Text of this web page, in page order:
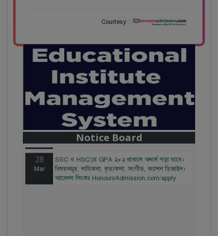
Courtesy :
Notice Board
বাজেটের মধ্যে প্রাইভেট ইউনিভার্সিটিতে অনার্স পড়ার
সুযোগ। ২০টির অধিক বিষয়, ৪ বছরে মোট খরচ ২ লক্ষ
থেকে ৫ লক্ষ টাকা। আবেদন লিংকঃ
HonoursAdmission.com/apply
28
Mar
SSC ও HSC'তে GPA ২+২ থাকলে অনার্স পড়া যাবে।
বিষয়সমূহ: নাট্যকলা, নৃত্যকলা, সংগীত, ফ্যাশন ডিজাইন।
আবেদন লিংকঃ HonoursAdmission.com/apply